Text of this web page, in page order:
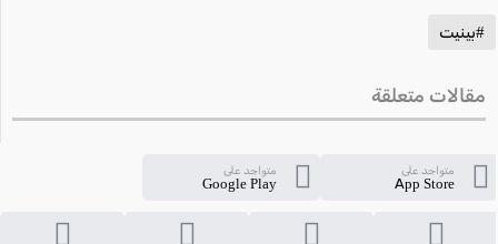
#بينيت
مقالات متعلقة
متواجد على
App Store
متواجد على
Google Play